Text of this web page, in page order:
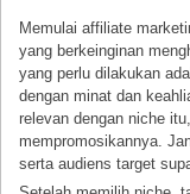
Memulai affiliate
yang berkeinginan
yang perlu dilakukan
dengan minat dan
relevan dengan niche
mempromosikannya.
serta audiens target